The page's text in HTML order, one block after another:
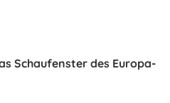
Schaufenster des Europa-